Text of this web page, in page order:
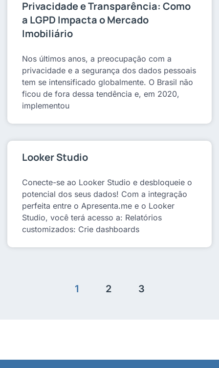
Privacidade e Transparência: Como
a LGPD Impacta o Mercado
Imobiliário
Nos últimos anos, a preocupação com a
privacidade e a segurança dos dados pessoais
tem se intensificado globalmente. O Brasil não
ficou de fora dessa tendência e, em 2020,
implementou
Looker Studio
Conecte-se ao Looker Studio e desbloqueie o
potencial dos seus dados! Com a integração
perfeita entre o Apresenta.me e o Looker
Studio, você terá acesso a: Relatórios
customizados: Crie dashboards
1 2 3